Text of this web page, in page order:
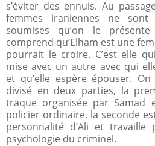
s’éviter des ennuis. Au
femmes iraniennes ne
soumises qu’on le
comprend qu’Elham est une
pourrait le croire. C’est elle
mise avec un autre avec qui
et qu’elle espère épouser.
divisé en deux parties, la
traque organisée par Samad
policier ordinaire, la seconde
personnalité d’Ali et
psychologie du criminel.